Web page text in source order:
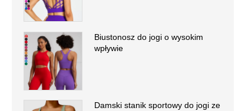
Biustonosz do jogi o wysokim
wpływie
Damski stanik sportowy do jogi ze